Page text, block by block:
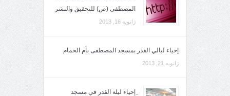
المصطفى (ص) للتحقيق والنشر
ژانویه 16, 2013
إحياء ليالي القدر بمسجد المصطفى بأم الحمام
ژانویه 21, 2013
ِإحياء ليلة القدر في مسجد